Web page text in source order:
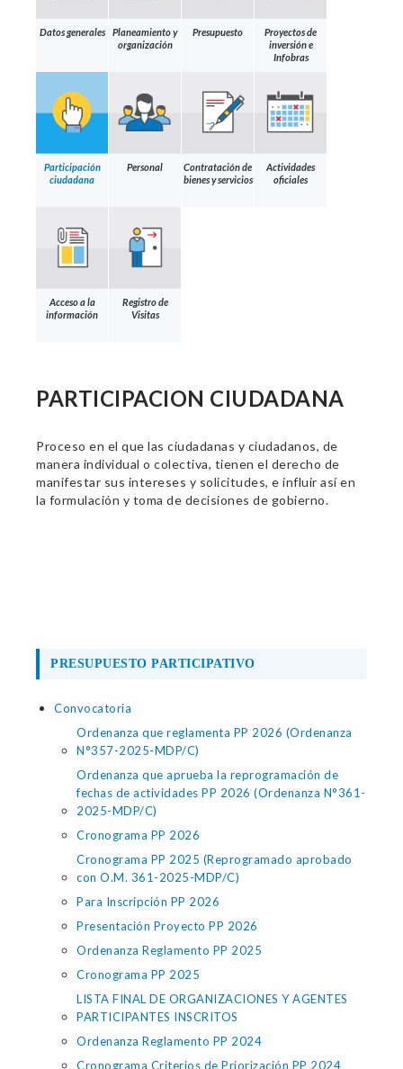
Datos generales
Planeamiento y
organización
Presupuesto
Proyectos de
inversión e
Infobras
Participación
ciudadana
Personal
Contratación de
bienes y servicios
Actividades
oficiales
Acceso a la
información
Registro de
Visitas
PARTICIPACION CIUDADANA
Proceso en el que las ciudadanas y ciudadanos, de
manera individual o colectiva, tienen el derecho de
manifestar sus intereses y solicitudes, e influir así en
la formulación y toma de decisiones de gobierno.
PRESUPUESTO PARTICIPATIVO
Convocatoria
Ordenanza que reglamenta PP 2026 (Ordenanza
N°357-2025-MDP/C)
Ordenanza que aprueba la reprogramación de
fechas de actividades PP 2026 (Ordenanza N°361-
2025-MDP/C)
Cronograma PP 2026
Cronograma PP 2025 (Reprogramado aprobado
con O.M. 361-2025-MDP/C)
Para Inscripción PP 2026
Presentación Proyecto PP 2026
Ordenanza Reglamento PP 2025
Cronograma PP 2025
LISTA FINAL DE ORGANIZACIONES Y AGENTES
PARTICIPANTES INSCRITOS
Ordenanza Reglamento PP 2024
Cronograma Criterios de Priorización PP 2024